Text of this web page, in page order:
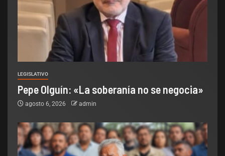
LEGISLATIVO
Pepe Olguín: «La soberanía no se negocia»
agosto 6, 2026 admin